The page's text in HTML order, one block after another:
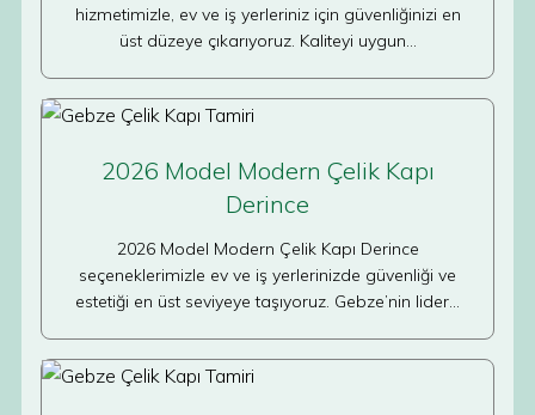
hizmetimizle, ev ve iş yerleriniz için güvenliğinizi en
üst düzeye çıkarıyoruz. Kaliteyi uygun…
2026 Model Modern Çelik Kapı
Derince
2026 Model Modern Çelik Kapı Derince
seçeneklerimizle ev ve iş yerlerinizde güvenliği ve
estetiği en üst seviyeye taşıyoruz. Gebze’nin lider…